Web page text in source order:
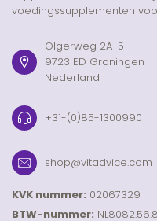
voedingssupplementen
Olgerweg 2A-5
9723 ED Groningen
Nederland
+31-(0)85-1300990
shop@vitadvice.com
KVK nummer: 02067329
BTW-nummer: